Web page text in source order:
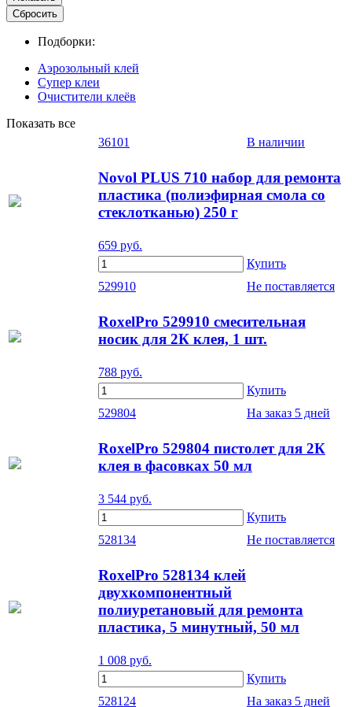
Подборки:
Аэрозольный клей
Супер клеи
Очистители клеёв
Показать все
36101
В наличии
Novol PLUS 710 набор для ремонта
пластика (полиэфирная смола со
стеклотканью) 250 г
659 руб.
Купить
529910
Не поставляется
RoxelPro 529910 смесительная
носик для 2К клея, 1 шт.
788 руб.
Купить
529804
На заказ 5 дней
RoxelPro 529804 пистолет для 2К
клея в фасовках 50 мл
3 544 руб.
Купить
528134
Не поставляется
RoxelPro 528134 клей
двухкомпонентный
полиуретановый для ремонта
пластика, 5 минутный, 50 мл
1 008 руб.
Купить
528124
На заказ 5 дней